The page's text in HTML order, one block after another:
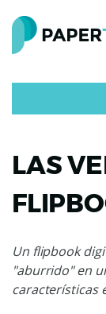
LAS
Un flipbook
"aburrido" en
características